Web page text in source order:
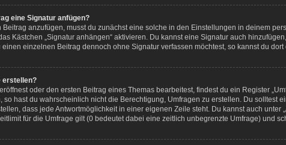
eine Signatur anfügen?
anzufügen, musst du zunächst eine solche in den Einstellungen in deinem
Kästchen „Signatur anhängen“ aktivieren. Du kannst eine Signatur auch
einzelnen Beitrag dennoch ohne Signatur verfassen möchtest, so kannst du
erstellen?
oder den ersten Beitrag eines Themas bearbeitest, findest du ein Register
so hast du wahrscheinlich nicht die Berechtigung, Umfragen zu erstellen. Du
dass jede Antwortmöglichkeit in einer eigenen Zeile steht. Du kannst auch
für die Umfrage gilt (0 bedeutet dabei eine zeitlich unbegrenzte Umfrage) und